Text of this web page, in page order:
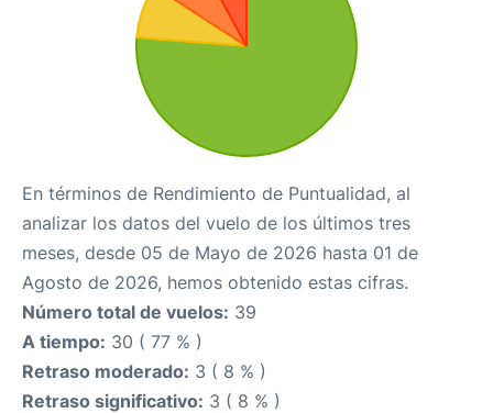
En términos de Rendimiento de Puntualidad, al
analizar los datos del vuelo de los últimos tres
meses, desde 05 de Mayo de 2026 hasta 01 de
Agosto de 2026, hemos obtenido estas cifras.
Número total de vuelos: 39
A tiempo: 30 ( 77 % )
Retraso moderado: 3 ( 8 % )
Retraso significativo: 3 ( 8 % )